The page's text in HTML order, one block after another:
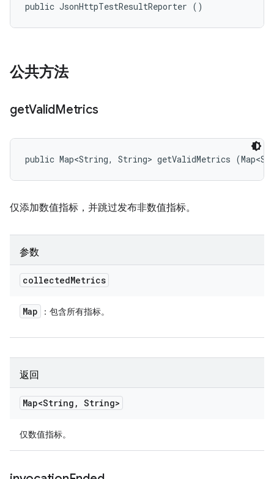
public JsonHttpTestResultReporter ()
公共方法
getValidMetrics
public Map<String, String> getValidMetrics
仅添加数值指标，并跳过发布非数值指标。
参数
collectedMetrics
Map ：包含所有指标。
返回
Map<String , String>
仅数值指标。